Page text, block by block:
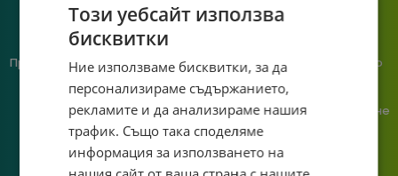
Предлагаме различни методи
възможност за плащане с
криптовалута.
Ние сме малък екип и точно
затова поемаме лична
отговорност за всяка
поръчка. Ако има проблем – не
го прехвърляме, а го
Този уебсайт използва
бисквитки
Ние използваме бисквитки, за да
персонализираме съдържанието,
рекламите и да анализираме нашия
трафик. Също така споделяме
информация за използването на